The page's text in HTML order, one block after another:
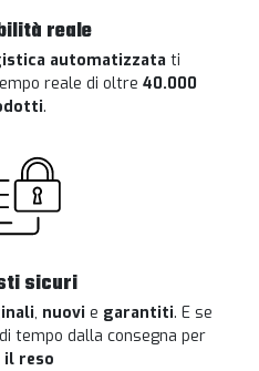
reale
automatizzata ti
reale di oltre 40.000
.
sicuri
, nuovi e garantiti. E se
di tempo dalla consegna per
il reso